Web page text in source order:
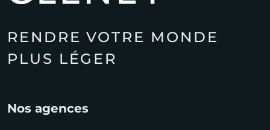
RENDRE VOTRE MONDE
PLUS LÉGER
Nos agences